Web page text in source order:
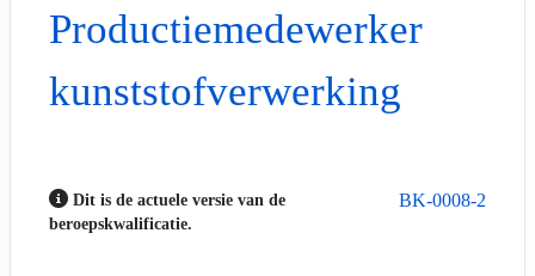
Productiemedewerker
kunststofverwerking
BK-0008-2
Dit is de actuele versie van de
beroepskwalificatie.